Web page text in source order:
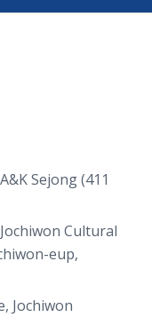
Sejong (411
Cultural
eup,
Jochiwon